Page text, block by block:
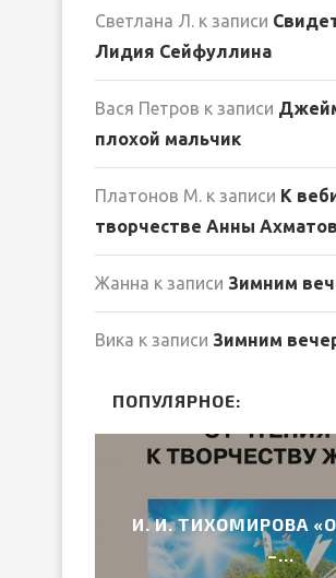
Светлана Л. к записи
Лидия Сейфуллина
Вася Петров к записи
плохой мальчик
Платонов М. к записи К
творчестве Анны
Жанна к записи Зимним
Вика к записи Зимним
ПОПУЛЯРНОЕ:
И. И. ТИХОМИРОВА
–...